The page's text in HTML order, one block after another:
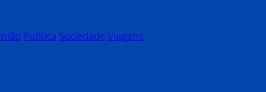
Política Sociedade Viagens